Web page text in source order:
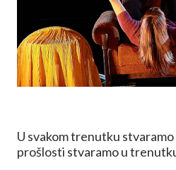
U svakom trenutku
prošlosti stvaramo u